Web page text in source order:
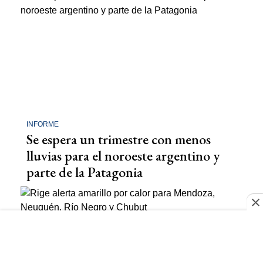
INFORME
Se espera un trimestre con menos
lluvias para el noroeste argentino y
parte de la Patagonia